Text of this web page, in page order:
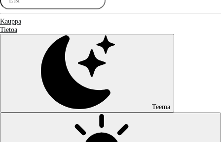
Kauppa
Tietoa
Teema